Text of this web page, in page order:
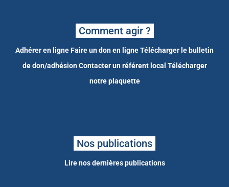
Comment agir ?
Adhérer en ligneFaire un don en ligneTélécharger le bulletin
de don/adhésion Contacter un référent local Télécharger
notre plaquette
Nos publications
Lire nos dernières publications